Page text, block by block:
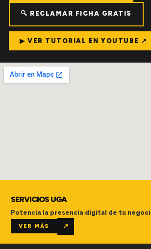
🔍 RECLAMAR FICHA GRATIS
▶ VER TUTORIAL EN YOUTUBE ↗
SERVICIOS UGA
Potencia la presencia digital de tu
VER MÁS ↗